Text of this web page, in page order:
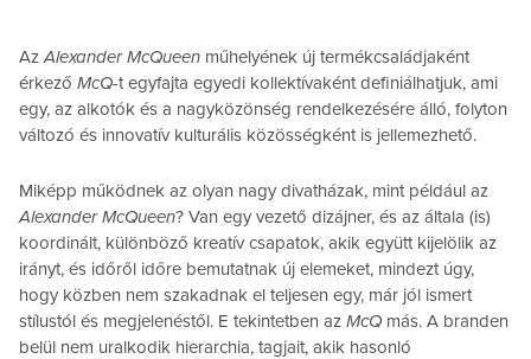
AzAlexander McQueen műhelyének új termékcsaládjaként
érkező McQ-t egyfajta egyedi kollektívaként definiálhatjuk, ami
egy, az alkotók és a nagyközönség rendelkezésére álló, folyton
változó és innovatív kulturális közösségként is jellemezhető.
Miképp működnek az olyan nagy divatházak, mint például az
Alexander McQueen? Van egy vezető dizájner, és az általa (is)
koordinált, különböző kreatív csapatok, akik együtt kijelölik az
irányt, és időről időre bemutatnak új elemeket, mindezt úgy,
hogy közben nem szakadnak el teljesen egy, már jól ismert
stílustól és megjelenéstől. E tekintetben az McQ más. A branden
belül nem uralkodik hierarchia, tagjait, akik hasonló